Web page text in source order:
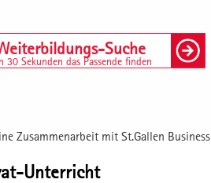
Suche
30 Sekunden das Passende finden
Zusammenarbeit mit St.Gallen Business
Unterricht